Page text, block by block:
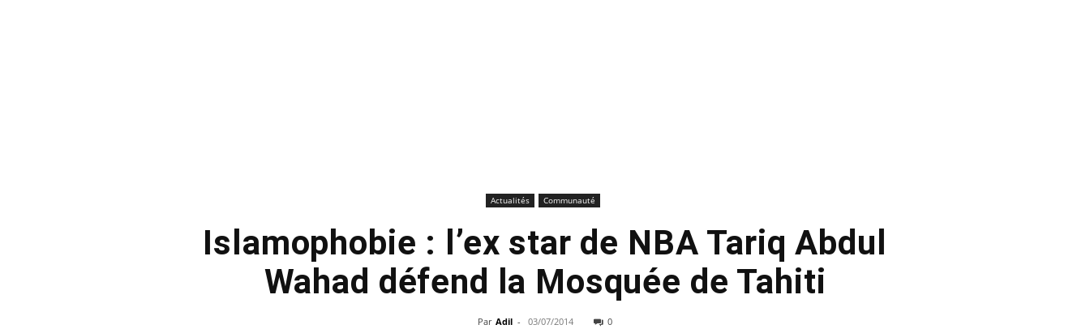
Actualités Communauté
Islamophobie : l’ex star de NBA Tariq Abdul
Wahad défend la Mosquée de Tahiti
Par Adil - 03/07/2014 0